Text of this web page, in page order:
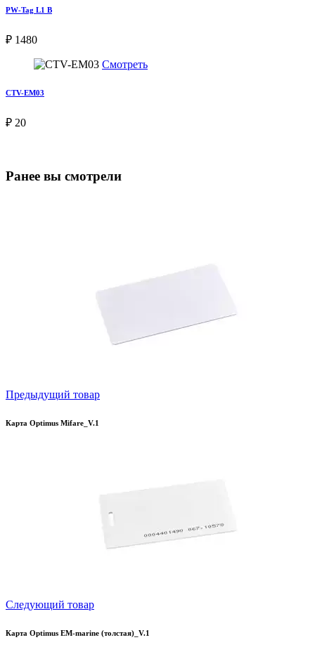
PW-Tag L1 B
₽ 1480
Смотреть
CTV-EM03
₽ 20
Ранее вы смотрели
Предыдущий товар
Карта Optimus Mifare_V.1
Следующий товар
Карта Optimus EM-marine (толстая)_V.1